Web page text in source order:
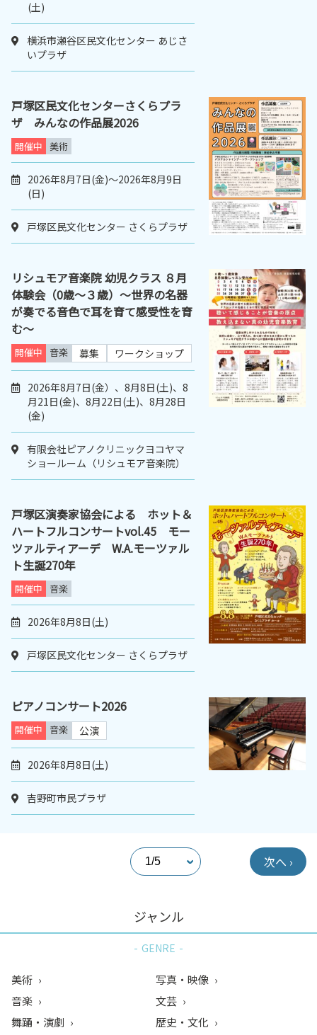
(土)
横浜市瀬谷区民文化センター あじさ
いプラザ
戸塚区民文化センターさくらプラ
ザ みんなの作品展2026
開催中 美術
2026年8月7日(金)～2026年8月9日
(日)
戸塚区民文化センター さくらプラザ
リシュモア音楽院 幼児クラス ８月
体験会（0歳～３歳）～世界の名器
が奏でる音色で耳を育て感受性を育
む～
開催中 音楽 募集 ワークショップ
2026年8月7日(金）、8月8日(土)、8
月21日(金)、8月22日(土)、8月28日
(金)
有限会社ピアノクリニックヨコヤマ
ショールーム（リシュモア音楽院）
戸塚区演奏家協会による ホット＆
ハートフルコンサートvol.45 モー
ツァルティアーデ W.A.モーツァル
ト生誕270年
開催中 音楽
2026年8月8日(土)
戸塚区民文化センター さくらプラザ
ピアノコンサート2026
開催中 音楽 公演
2026年8月8日(土)
吉野町市民プラザ
次へ ›
ジャンル
GENRE
美術
音楽
舞踊・演劇
写真・映像
文芸
歴史・文化